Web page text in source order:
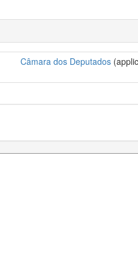
Câmara dos Deputados